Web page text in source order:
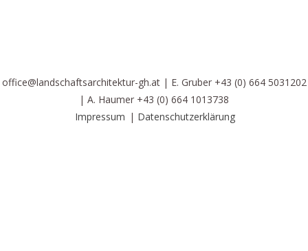
office@landschaftsarchitektur-gh.at | E. Gruber +43 (0) 664 5031202
| A. Haumer +43 (0) 664 1013738
Impressum
Datenschutzerklärung